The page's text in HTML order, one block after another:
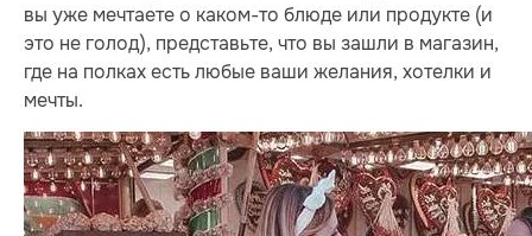
вы уже мечтаете о каком-то блюде или продукте (и
это не голод), представьте, что вы зашли в магазин,
где на полках есть любые ваши желания, хотелки и
мечты.